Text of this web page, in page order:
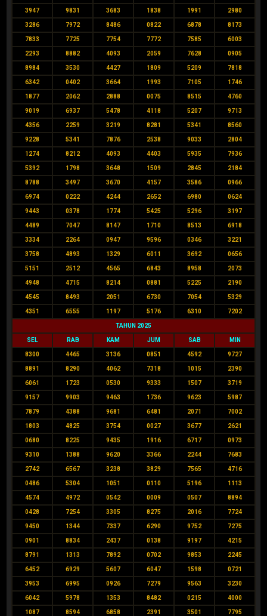
3947 9831 3683 1838 1991 2980
3286 7972 8486 0822 6878 8173
7833 7725 7754 7772 7585 6003
2293 8882 4093 2059 7628 0905
8984 3530 4427 1809 5209 7818
6342 0402 3664 1993 7105 1746
1877 2062 2888 0075 8515 4760
9019 6937 5478 4118 5207 9713
4356 2259 3219 8281 5341 8560
9228 5341 7876 2538 9033 2804
1274 8212 4093 4403 5935 7936
5392 1798 3648 1509 2845 2184
8788 3497 3670 4157 3586 0966
6974 0222 4244 2652 6980 0624
9443 0378 1774 5425 5296 3197
4489 7047 8147 1710 8513 6918
3334 2264 0947 9596 0346 3221
3758 4893 1329 6011 3692 0656
5151 2512 4565 6843 8958 2073
4948 4715 8214 0881 5225 2190
4545 8493 2051 6730 7054 5329
4351 6555 1197 5176 6310 7202
TAHUN 2025
SEL RAB KAM JUM SAB MIN
8300 4465 3136 0851 4592 9727
8891 8290 4062 7318 1015 2390
6061 1723 0530 9333 1507 3719
9157 9903 9463 1736 9623 5987
7879 4388 9681 6481 2071 7002
1803 4825 3754 0027 3677 2621
0680 8225 9435 1916 6717 0973
9310 1388 9620 3366 2244 7683
2742 6567 3238 3829 7565 4716
0486 5304 1051 0110 5196 1113
4574 4972 0542 0009 0507 8894
0428 7254 3305 8275 2016 7724
9450 1344 7337 6290 9752 7275
0901 8834 2437 0138 9197 4215
8791 1313 7892 0702 9853 2245
6452 6929 5607 6047 1598 0721
3953 6995 0926 7279 9563 3230
6042 5978 1353 8482 0215 4000
1087 8594 6858 2391 3501 7795